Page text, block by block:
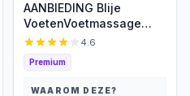
AANBIEDING Blije
VoetenVoetmassage
Apparaat NR1.- met
de bloedcirculatie -
Voetmassage - Infrarood
4.6
Premium
WAAROM DEZE?